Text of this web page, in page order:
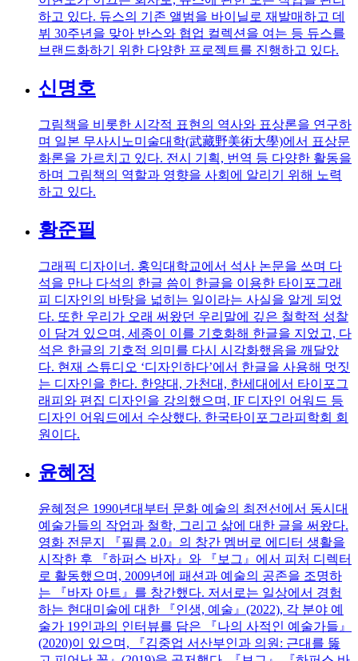
하고 있다. 듀스의 기존 앨범을 바이닐로 재발매하고 데
뷔 30주년을 맞아 반스와 협업 컬렉션을 여는 등 듀스를
브랜드화하기 위한 다양한 프로젝트를 진행하고 있다.
신명호
그림책을 비롯한 시각적 표현의 역사와 표상론을 연구하
며 일본 무사시노미술대학(武藏野美術大學)에서 표상문
화론을 가르치고 있다. 전시 기획, 번역 등 다양한 활동을
하며 그림책의 역할과 영향을 사회에 알리기 위해 노력
하고 있다.
황준필
그래픽 디자이너. 홍익대학교에서 석사 논문을 쓰며 다
석을 만나 다석의 한글 씀이 한글을 이용한 타이포그래
피 디자인의 바탕을 넓히는 일이라는 사실을 알게 되었
다. 또한 우리가 오래 써왔던 우리말에 깊은 철학적 성찰
이 담겨 있으며, 세종이 이를 기호화해 한글을 지었고, 다
석은 한글의 기호적 의미를 다시 시각화했음을 깨달았
다. 현재 스튜디오 ‘디자인하다’에서 한글을 사용해 멋짓
는 디자인을 한다. 한양대, 가천대, 한세대에서 타이포그
래피와 편집 디자인을 강의했으며, IF 디자인 어워드 등
디자인 어워드에서 수상했다. 한국타이포그라피학회 회
원이다.
윤혜정
윤혜정은 1990년대부터 문화 예술의 최전선에서 동시대
예술가들의 작업과 철학, 그리고 삶에 대한 글을 써왔다.
영화 전문지 『필름 2.0』의 창간 멤버로 에디터 생활을
시작한 후 『하퍼스 바자』와 『보그』에서 피처 디렉터
로 활동했으며, 2009년에 패션과 예술의 공존을 조명하
는 『바자 아트』를 창간했다. 저서로는 일상에서 경험
하는 현대미술에 대한 『인생, 예술』(2022), 각 분야 예
술가 19인과의 인터뷰를 담은 『나의 사적인 예술가들』
(2020)이 있으며, 『김중업 서산부인과 의원: 근대를 뚫